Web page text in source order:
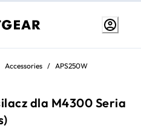
Accessories / APS250W
dla M4300 Seria